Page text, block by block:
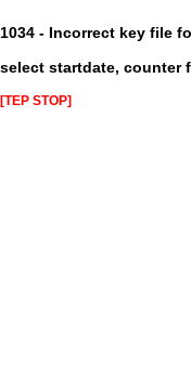
1034 - Incorrect key file
select startdate, counter
[TEP STOP]